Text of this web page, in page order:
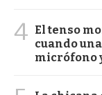
4 El tenso
cuando
micrófono